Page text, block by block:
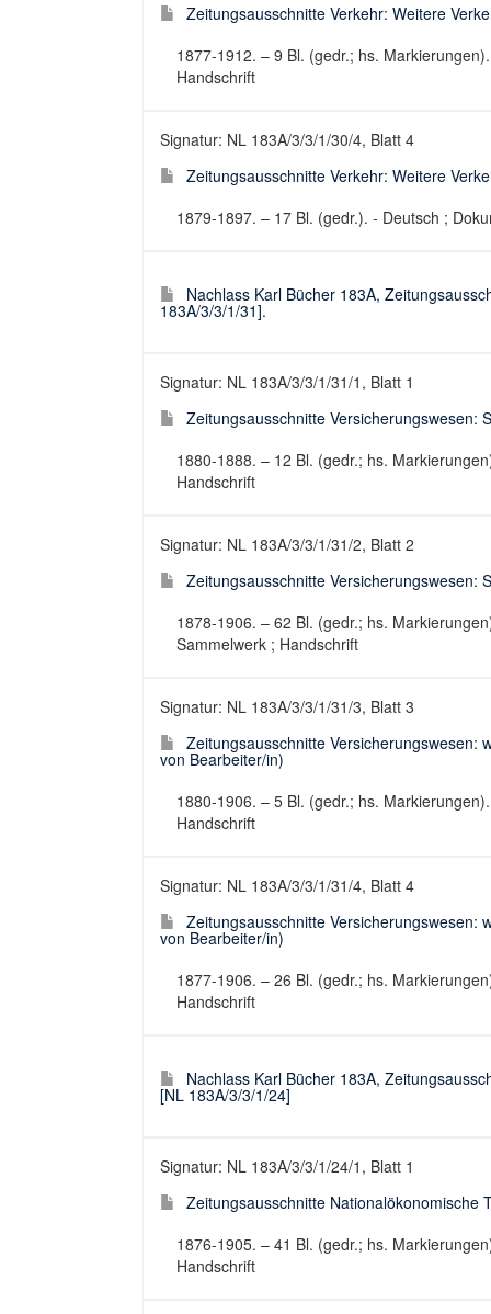
Zeitungsausschnitte Verkehr: Weitere
1877-1912. – 9 Bl. (gedr.; hs.
Handschrift
Signatur: NL 183A/3/3/1/30/4, Blatt 4
Zeitungsausschnitte Verkehr: Weitere
1879-1897. – 17 Bl. (gedr.). - Deutsch ;
Nachlass Karl Bücher 183A,
183A/3/3/1/31].
Signatur: NL 183A/3/3/1/31/1, Blatt 1
Zeitungsausschnitte Versicherungswesen:
1880-1888. – 12 Bl. (gedr.; hs.
Handschrift
Signatur: NL 183A/3/3/1/31/2, Blatt 2
Zeitungsausschnitte Versicherungswesen:
1878-1906. – 62 Bl. (gedr.; hs.
Sammelwerk ; Handschrift
Signatur: NL 183A/3/3/1/31/3, Blatt 3
Zeitungsausschnitte Versicherungswesen:
von Bearbeiter/in)
1880-1906. – 5 Bl. (gedr.; hs.
Handschrift
Signatur: NL 183A/3/3/1/31/4, Blatt 4
Zeitungsausschnitte Versicherungswesen:
von Bearbeiter/in)
1877-1906. – 26 Bl. (gedr.; hs.
Handschrift
Nachlass Karl Bücher 183A,
[NL 183A/3/3/1/24]
Signatur: NL 183A/3/3/1/24/1, Blatt 1
Zeitungsausschnitte Nationalökonomische
1876-1905. – 41 Bl. (gedr.; hs.
Handschrift